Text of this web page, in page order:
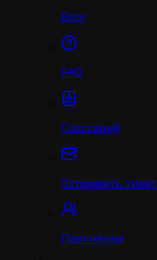
Блог
FAQ
Глоссарий
Отправить тикет
Партнёрам